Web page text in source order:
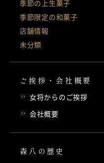
季節の上生菓子
季節限定の和菓子
店舗情報
未分類
ご挨拶・会社概要
女将からのご挨拶
会社概要
森八の歴史